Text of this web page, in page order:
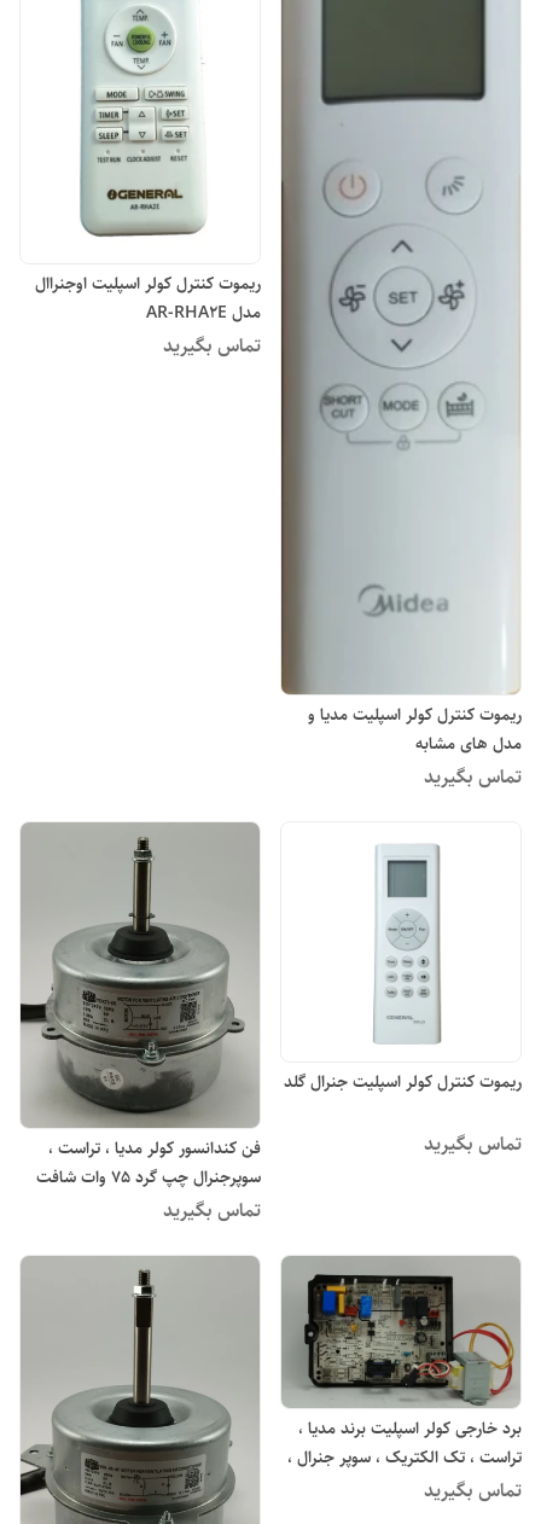
ریموت کنترل کولر اسپلیت مدیا و
مدل های مشابه
تماس بگیرید
ریموت کنترل کولر اسپلیت اوجنراال
مدل AR-RHA2E
تماس بگیرید
ریموت کنترل کولر اسپلیت جنرال گلد
تماس بگیرید
فن کندانسور کولر مدیا ، تراست ،
سوپرجنرال چپ گرد 75 وات شافت
متوسط
تماس بگیرید
برد خارجی کولر اسپلیت برند مدیا ،
تراست ، تک الکتریک ، سوپر جنرال ،
تماس بگیرید